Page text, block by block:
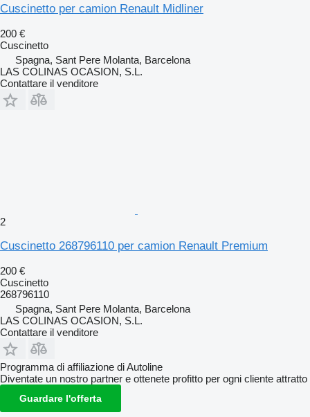
Cuscinetto per camion Renault Midliner
200 €
Cuscinetto
Spagna, Sant Pere Molanta, Barcelona
LAS COLINAS OCASION, S.L.
Contattare il venditore
2
Cuscinetto 268796110 per camion Renault Premium
200 €
Cuscinetto
268796110
Spagna, Sant Pere Molanta, Barcelona
LAS COLINAS OCASION, S.L.
Contattare il venditore
Programma di affiliazione di Autoline
Diventate un nostro partner e ottenete profitto per ogni cliente attratto
Guardare l'offerta